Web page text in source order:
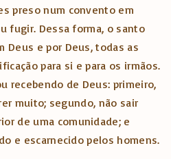
preso num convento em
fugir. Dessa forma, o santo
Deus e por Deus, todas as
para si e para os irmãos.
recebendo de Deus: primeiro,
muito; segundo, não sair
de uma comunidade; e
e escarnecido pelos homens.